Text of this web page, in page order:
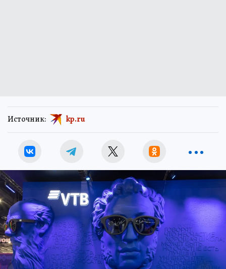
Источник: kp.ru